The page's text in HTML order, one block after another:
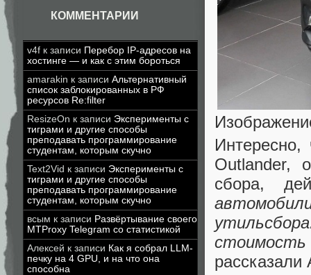
КОММЕНТАРИИ
v4f к записи Перебор IP-адресов на
хостинге — и как с этим бороться
amarakin к записи Альтернативный
список заблокированных в РФ
ресурсов Re:filter
ResizeOn к записи Эксперименты с
тиграми и другие способы
преподавать программирование
студентам, которым скучно
Text2Vid к записи Эксперименты с
тиграми и другие способы
преподавать программирование
студентам, которым скучно
всым к записи Развёртывание своего
MTProxy Telegram со статистикой
Алексей к записи Как я собрал LLM-
печку на 4 GPU, и на что она
способна
Интересно,
Outlander,
сбора,
стоимость